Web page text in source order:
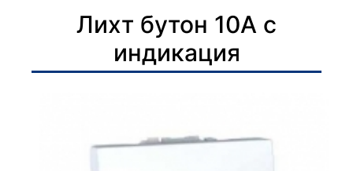
Лихт бутон 10А с
индикация